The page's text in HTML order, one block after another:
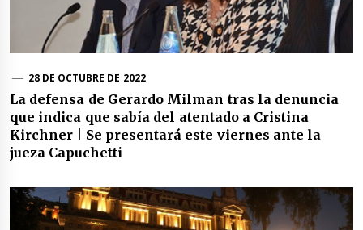
28 DE OCTUBRE DE 2022
La defensa de Gerardo Milman tras la denuncia
que indica que sabía del atentado a Cristina
Kirchner | Se presentará este viernes ante la
jueza Capuchetti